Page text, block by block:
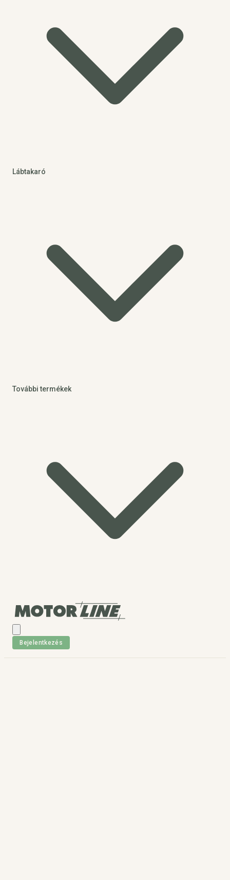
Lábtakaró
További termékek
Bejelentkezés